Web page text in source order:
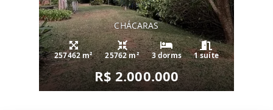
CHÁCARAS
257462 m² 25762 m² 3 dorms 1 suíte
R$ 2.000.000